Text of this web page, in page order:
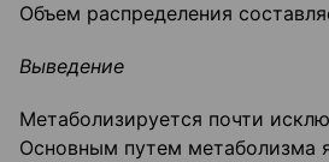
Объем распределения
Выведение
Метаболизируется почти
Основным путем метаболизма